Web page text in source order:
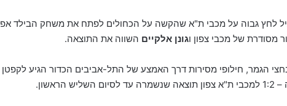
לחץ גבוה על מכבי ת"א שהקשה על הכחולים לפתח את משחק הבילד אפ
של מכבי צפון וגונן אלקיים השווה את התוצאה.
הגמר, חילופי מסירות דרך האמצע של התל-אביבים הכדור הגיע לקפטן